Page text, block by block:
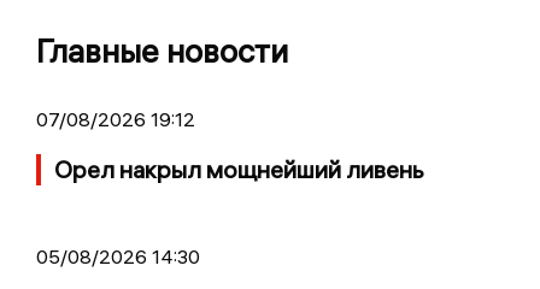
Главные новости
07/08/2026 19:12
Орел накрыл мощнейший ливень
05/08/2026 14:30